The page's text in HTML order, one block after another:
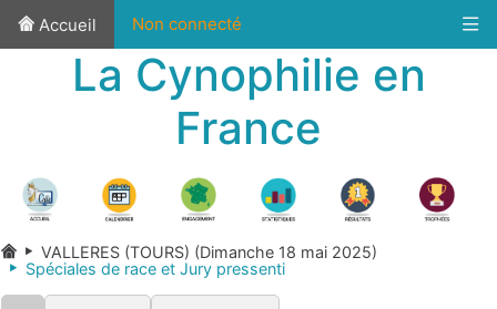
Accueil Non connecté
La Cynophilie en
France
VALLERES (TOURS) (Dimanche 18 mai 2025)
Spéciales de race et Jury pressenti